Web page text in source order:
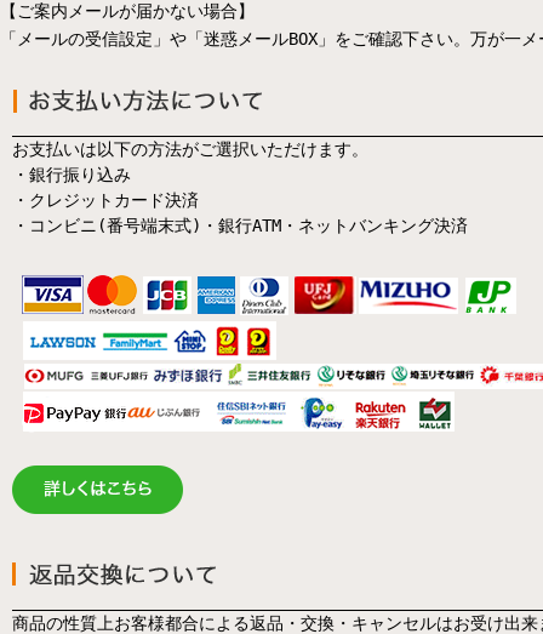
【ご案内メールが届かない場合】
「メールの受信設定」や「迷惑メールBOX」をご確認下さい。万が
お支払いは以下の方法がご選択いただけます。
・銀行振り込み
・クレジットカード決済
・コンビニ(番号端末式)・銀行ATM・ネットバンキング決済
商品の性質上お客様都合による返品・交換・キャンセルはお受け出来